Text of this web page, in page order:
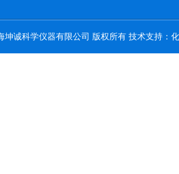
坤诚科学仪器有限公司 版权所有 技术支持：